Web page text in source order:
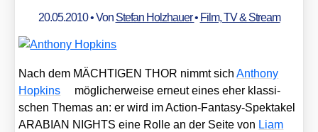
20.05.2010• Von Stefan Holzhauer• Film, TV & Stream
Nach dem MÄCHTIGEN THOR nimmt sichAntho­ny
Hop­kins
mög­li­cher­wei­se erneut eines eher klas­si­
schen The­mas an: er wird im Action-Fan­ta­sy-Spek­ta­kel
ARABIAN NIGHTS eine Rol­le an der Sei­te von Liam